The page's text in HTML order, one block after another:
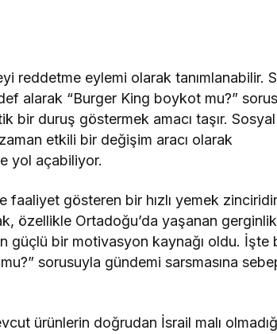
reddetme eylemi olarak tanımlanabilir.
alarak “Burger King boykot mu?”
bir duruş göstermek amacı taşır. Sosyal
etkili bir değişim aracı olarak
yol açabiliyor.
gösteren bir hızlı yemek
özellikle Ortadoğu’da yaşanan
güçlü bir motivasyon kaynağı oldu. İşte
sorusuyla gündemi sarsmasına
ürünlerin doğrudan İsrail malı